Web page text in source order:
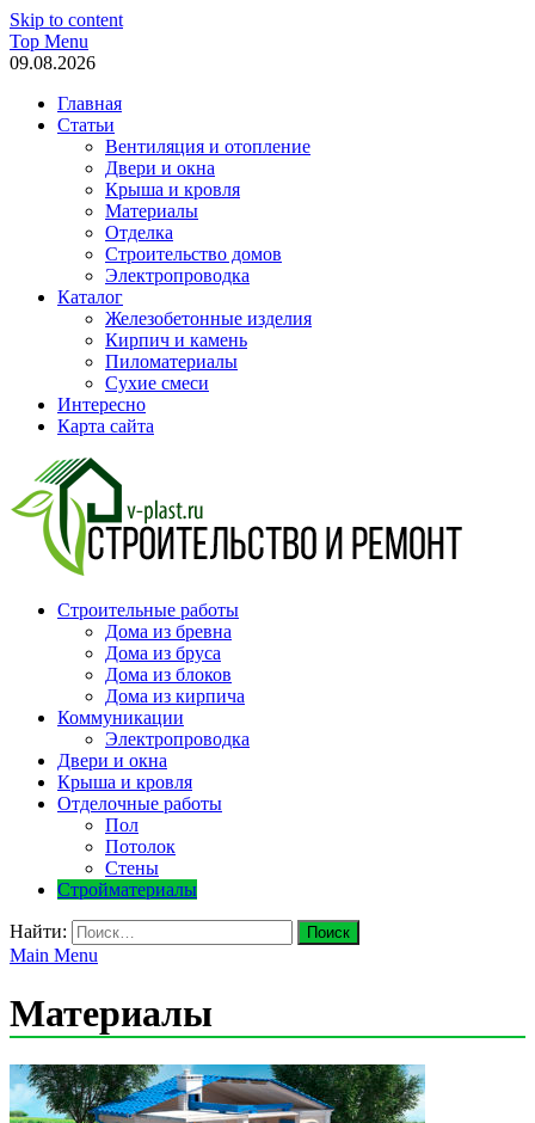
Skip to content
Top Menu
09.08.2026
Главная
Статьи
Вентиляция и отопление
Двери и окна
Крыша и кровля
Материалы
Отделка
Строительство домов
Электропроводка
Каталог
Железобетонные изделия
Кирпич и камень
Пиломатериалы
Сухие смеси
Интересно
Карта сайта
v-plast.ru Строительство и ремонт
Строительные работы
Дома из бревна
Дома из бруса
Дома из блоков
Дома из кирпича
Коммуникации
Электропроводка
Двери и окна
Крыша и кровля
Отделочные работы
Пол
Потолок
Стены
Стройматериалы
Найти:
Main Menu
Материалы